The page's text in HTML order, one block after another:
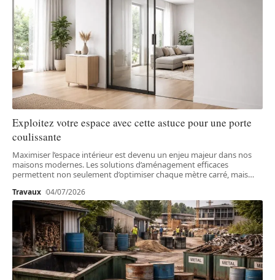
Exploitez votre espace avec cette astuce pour une porte
coulissante
Maximiser l’espace intérieur est devenu un enjeu majeur dans nos
maisons modernes. Les solutions d’aménagement efficaces
permettent non seulement d’optimiser chaque mètre carré, mais…
Travaux 04/07/2026